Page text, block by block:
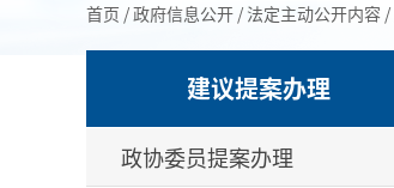
首页 /政府信息公开 / 法定主动公开内容 /
建议提案办理
政协委员提案办理